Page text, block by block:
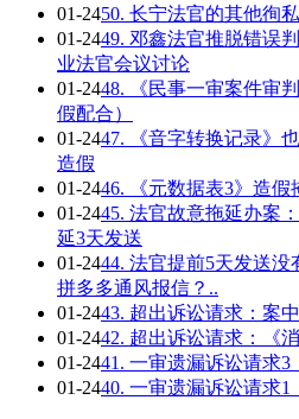
01-2450. 长宁法官的其他徇
01-2449. 邓鑫法官推脱错误
业法官会议讨论
01-2448. 《民事一审案件审
假配合）
01-2447. 《音字转换记录》
造假
01-2446. 《元数据表3》造
01-2445. 法官故意拖延办案
延3天发送
01-2444. 法官提前5天发送
拼多多通风报信？..
01-2443. 超出诉讼请求：案
01-2442. 超出诉讼请求：《
01-2441. 一审遗漏诉讼请求3
01-2440. 一审遗漏诉讼请求1